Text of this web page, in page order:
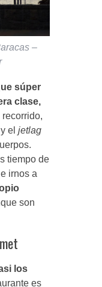
–
súper
clase,
el jetlag
tiempo de
irnos a
son
los
es